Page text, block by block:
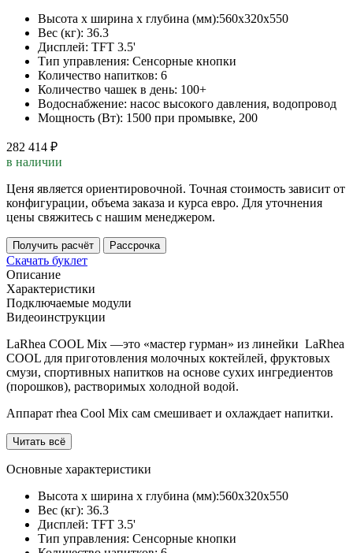
Высота х ширина х глубина (мм):560х320х550
Вес (кг): 36.3
Дисплей: TFT 3.5'
Тип управления: Сенсорные кнопки
Количество напитков: 6
Количество чашек в день: 100+
Водоснабжение: насос высокого давления, водопровод
Мощность (Вт): 1500 при промывке, 200
282 414 ₽
в наличии
Ценя является ориентировочной. Точная стоимость зависит от
конфигурации, объема заказа и курса евро. Для уточнения
цены свяжитесь с нашим менеджером.
Получить расчёт Рассрочка
Скачать буклет
Описание
Характеристики
Подключаемые модули
Видеоинструкции
LaRhea COOL Mix —это «мастер гурман» из линейки LaRhea
COOL для приготовления молочных коктейлей, фруктовых
смузи, спортивных напитков на основе сухих ингредиентов
(порошков), растворимых холодной водой.
Аппарат rhea Cool Mix сам смешивает и охлаждает напитки.
Читать всё
Основные характеристики
Высота х ширина х глубина (мм):560х320х550
Вес (кг): 36.3
Дисплей: TFT 3.5'
Тип управления: Сенсорные кнопки